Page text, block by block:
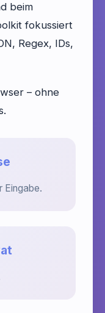
beim
fokussiert
Regex, IDs,
– ohne
Eingabe.